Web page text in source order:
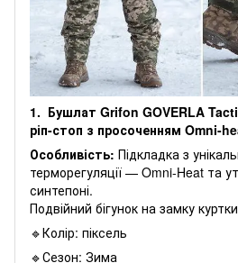
1. Бушлат Grifon GOVERLA
ріп-стоп з просоченням Omni-
Особливість: Підкладка з
терморегуляції — Omni-Heat та
синтепоні.
Подвійний бігунок на замку
🔹Колір: піксель
🔹Сезон: Зима